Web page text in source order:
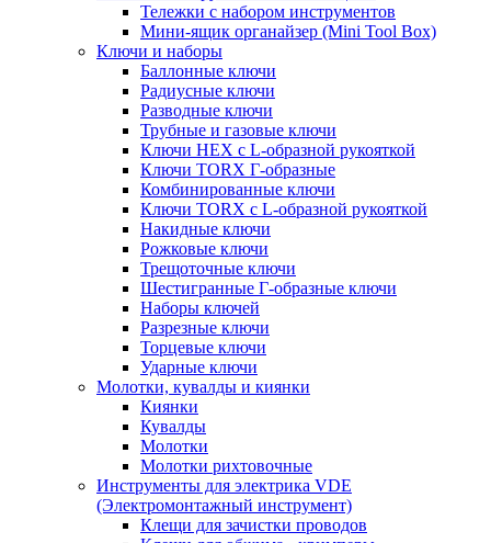
Тележки с набором инструментов
Мини-ящик органайзер (Mini Tool Box)
Ключи и наборы
Баллонные ключи
Радиусные ключи
Разводные ключи
Трубные и газовые ключи
Ключи HEX с L-образной рукояткой
Ключи TORX Г-образные
Комбинированные ключи
Ключи TORX с L-образной рукояткой
Накидные ключи
Рожковые ключи
Трещоточные ключи
Шестигранные Г-образные ключи
Наборы ключей
Разрезные ключи
Торцевые ключи
Ударные ключи
Молотки, кувалды и киянки
Киянки
Кувалды
Молотки
Молотки рихтовочные
Инструменты для электрика VDE
(Электромонтажный инструмент)
Клещи для зачистки проводов